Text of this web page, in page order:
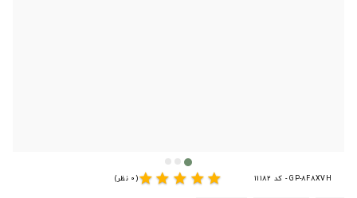
GP-8F8XVH - کد 11182 star
star
star
star
star(0 نظر)